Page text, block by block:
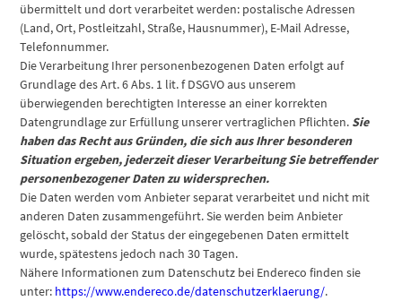
übermittelt und dort verarbeitet werden: postalische Adressen
(Land, Ort, Postleitzahl, Straße, Hausnummer), E-Mail Adresse,
Telefonnummer.
Die Verarbeitung Ihrer personenbezogenen Daten erfolgt auf
Grundlage des Art. 6 Abs. 1 lit. f DSGVO aus unserem
überwiegenden berechtigten Interesse an einer korrekten
Datengrundlage zur Erfüllung unserer vertraglichen Pflichten. Sie
haben das Recht aus Gründen, die sich aus Ihrer besonderen
Situation ergeben, jederzeit dieser Verarbeitung Sie betreffender
personenbezogener Daten zu widersprechen.
Die Daten werden vom Anbieter separat verarbeitet und nicht mit
anderen Daten zusammengeführt. Sie werden beim Anbieter
gelöscht, sobald der Status der eingegebenen Daten ermittelt
wurde, spätestens jedoch nach 30 Tagen.
Nähere Informationen zum Datenschutz bei Endereco finden sie
unter: https://www.endereco.de/datenschutzerklaerung/.